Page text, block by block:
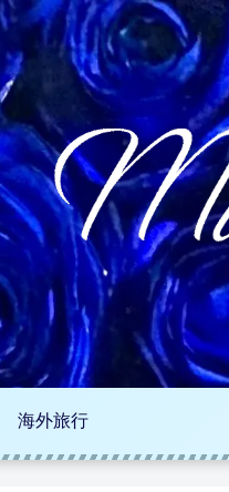
海外旅行